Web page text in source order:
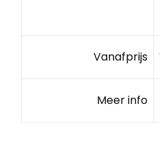
Vanafprijs
Meer info